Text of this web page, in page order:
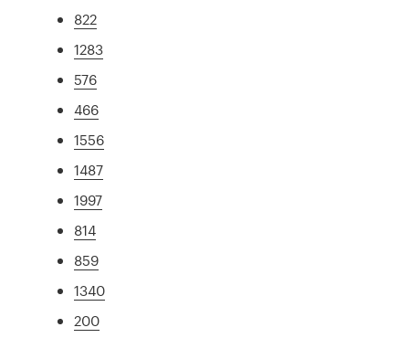
822
1283
576
466
1556
1487
1997
814
859
1340
200